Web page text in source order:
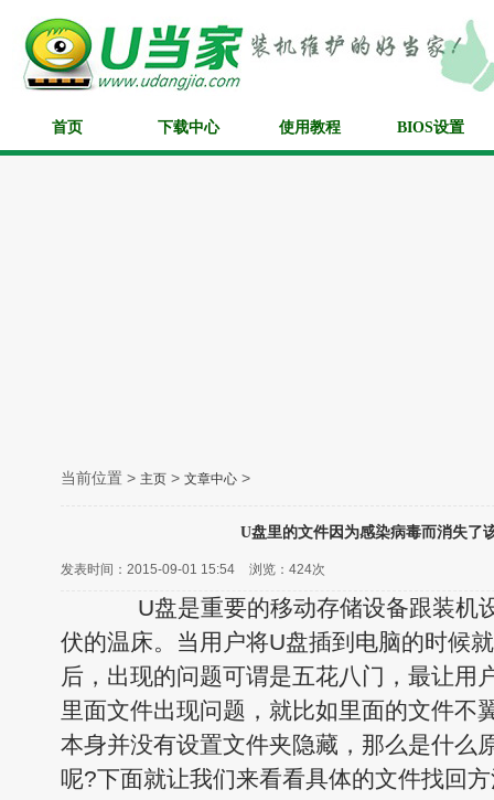
首页 下载中心 使用教程 BIOS设置
当前位置 > 主页 > 文章中心 >
U盘里的文件因为感染病毒而消失了
发表时间：2015-09-01 15:54 浏览： 424次
U盘是重要的移动存储设备跟装机
伏的温床。当用户将U盘插到电脑的时候
后，出现的问题可谓是五花八门，最让用
里面文件出现问题，就比如里面的文件不
本身并没有设置文件夹隐藏，那么是什么
呢?下面就让我们来看看具体的文件找回